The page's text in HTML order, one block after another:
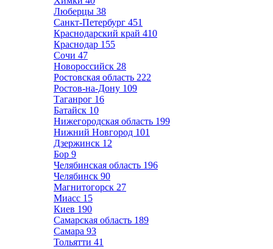
Люберцы 38
Санкт-Петербург 451
Краснодарский край 410
Краснодар 155
Сочи 47
Новороссийск 28
Ростовская область 222
Ростов-на-Дону 109
Таганрог 16
Батайск 10
Нижегородская область 199
Нижний Новгород 101
Дзержинск 12
Бор 9
Челябинская область 196
Челябинск 90
Магнитогорск 27
Миасс 15
Киев 190
Самарская область 189
Самара 93
Тольятти 41